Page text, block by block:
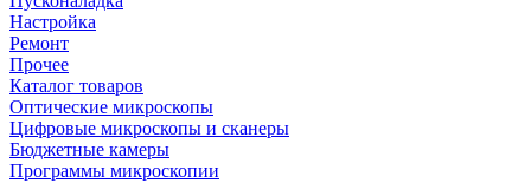
Настройка
Ремонт
Прочее
Каталог товаров
Оптические микроскопы
Цифровые микроскопы и сканеры
Бюджетные камеры
Программы микроскопии